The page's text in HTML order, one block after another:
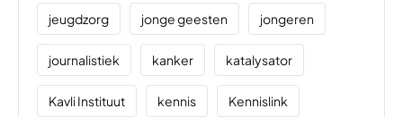
jeugdzorg jonge geesten jongeren
journalistiek kanker katalysator
Kavli Instituut kennis Kennislink